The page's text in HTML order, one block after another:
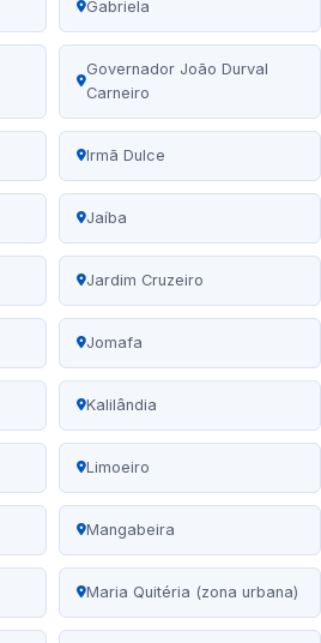
Gabriela
Governador João Durval
Carneiro
Irmã Dulce
Jaíba
Jardim Cruzeiro
Jomafa
Kalilândia
Limoeiro
Mangabeira
Maria Quitéria (zona urbana)